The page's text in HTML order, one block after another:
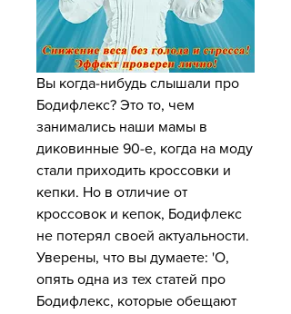
Вы когда-нибудь слышали про
Бодифлекс? Это то, чем
занимались наши мамы в
диковинные 90-е, когда на моду
стали приходить кроссовки и
кепки. Но в отличие от
кроссовок и кепок, Бодифлекс
не потерял своей актуальности.
Уверены, что вы думаете: 'О,
опять одна из тех статей про
Бодифлекс, которые обещают